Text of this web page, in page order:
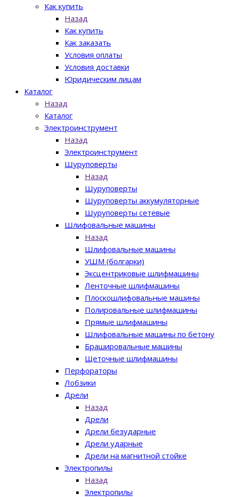
Как купить
Назад
Как купить
Как заказать
Условия оплаты
Условия доставки
Юридическим лицам
Каталог
Назад
Каталог
Электроинструмент
Назад
Электроинструмент
Шуруповерты
Назад
Шуруповерты
Шуруповерты аккумуляторные
Шуруповерты сетевые
Шлифовальные машины
Назад
Шлифовальные машины
УШМ (болгарки)
Эксцентриковые шлифмашины
Ленточные шлифмашины
Плоскошлифовальные машины
Полировальные шлифмашины
Прямые шлифмашины
Шлифовальные машины по бетону
Брашировальные машины
Щеточные шлифмашины
Перфораторы
Лобзики
Дрели
Назад
Дрели
Дрели безударные
Дрели ударные
Дрели на магнитной стойке
Электропилы
Назад
Электропилы